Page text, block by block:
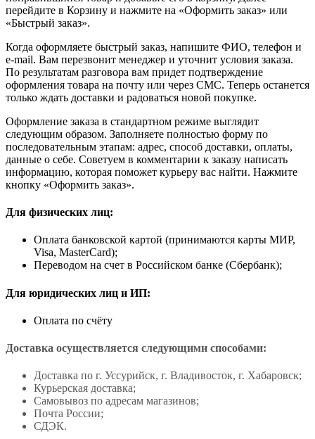
перейдите в Корзину и нажмите на «Оформить заказ» или
«Быстрый заказ».
Когда оформляете быстрый заказ, напишите ФИО, телефон и
e-mail. Вам перезвонит менеджер и уточнит условия заказа.
По результатам разговора вам придет подтверждение
оформления товара на почту или через СМС. Теперь останется
только ждать доставки и радоваться новой покупке.
Оформление заказа в стандартном режиме выглядит
следующим образом. Заполняете полностью форму по
последовательным этапам: адрес, способ доставки, оплаты,
данные о себе. Советуем в комментарии к заказу написать
информацию, которая поможет курьеру вас найти. Нажмите
кнопку «Оформить заказ».
Для физических лиц:
Оплата банковской картой (принимаются карты МИР,
Visa, MasterCard);
Переводом на счет в Российском банке (Сбербанк);
Для юридических лиц и ИП:
Оплата по счёту
Доставка осуществляется следующими способами:
Доставка по г. Уссурийск, г. Владивосток, г. Хабаровск;
Курьерская доставка;
Самовывоз по адресам магазинов;
Почта России;
СДЭК.